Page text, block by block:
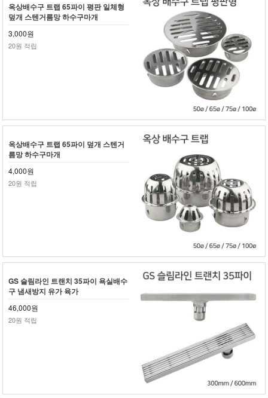
옥상배수구 트랩 65파이 평판 일체형
덮개 스텐거름망 하수구마개
3,000원
20원 적립
옥상배수구 트랩 65파이 덮개 스텐거
름망 하수구마개
4,000원
20원 적립
GS 슬림라인 트랜치 35파이 욕실배수
구 냄새방지 유가 육가
46,000원
20원 적립